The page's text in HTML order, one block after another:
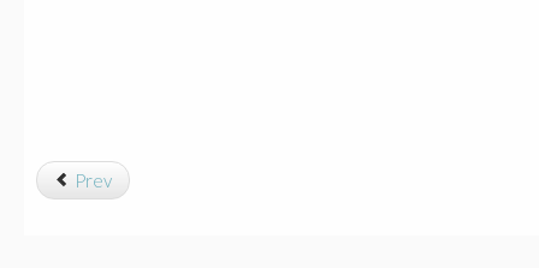
Prev